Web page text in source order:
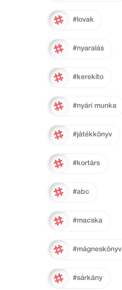
#lovak
#nyaralás
#kerekíto
#nyári munka
#játékkönyv
#kortárs
#abc
#macska
#mágneskönyv
#sárkány